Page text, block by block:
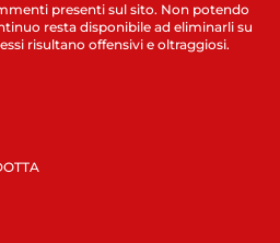
presenti sul sito. Non potendo
resta disponibile ad eliminarli su
risultano offensivi e oltraggiosi.